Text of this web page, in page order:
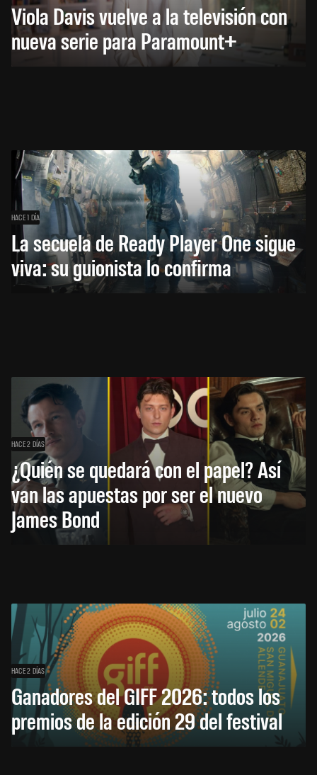
Viola Davis vuelve a la televisión con
nueva serie para Paramount+
HACE 1 DÍA
La secuela de Ready Player One sigue
viva: su guionista lo confirma
HACE 2 DÍAS
¿Quién se quedará con el papel? Así
van las apuestas por ser el nuevo
James Bond
HACE 2 DÍAS
Ganadores del GIFF 2026: todos los
premios de la edición 29 del festival